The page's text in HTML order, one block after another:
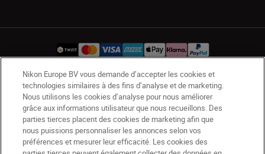
CH Nikon Sites
Contactez-nous
Avis de confidentialité
Conditions d’utilisation
CVG de la boutique Nikon Store
Notice d’information sur les cookies
Accessibilité
Nikon Europe BV vous demande d’accepter les cookies et
technologies similaires à des fins d’analyse et de marketing.
Nous utilisons les cookies d’analyse pour nous améliorer
grâce aux informations utilisateur que nous recueillons. Des
parties tierces placent des cookies de marketing afin que
nous puissions personnaliser les annonces selon vos
préférences et mesurer leur efficacité. Les cookies des